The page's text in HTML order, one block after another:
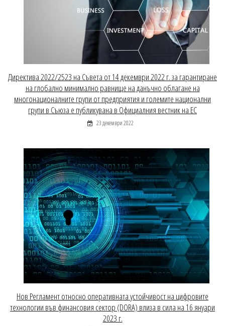
Директива 2022/2523 на Съвета от 14 декември 2022 г. за гарантиране
на глобално минимално равнище на данъчно облагане на
многонационалните групи от предприятия и големите национални
групи в Съюза е публикувана в Официалния вестник на ЕС
23 декември 2022
Нов Регламент относно оперативната устойчивост на цифровите
технологии във финансовия сектор (DORA) влиза в сила на 16 януари
2023 г.